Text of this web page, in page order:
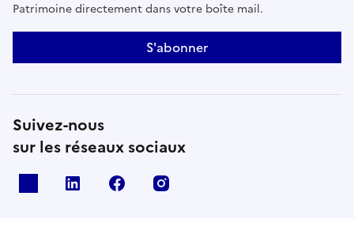
Patrimoine directement dans votre boîte mail.
S'abonner
Suivez-nous
sur les réseaux sociaux
Linkedin Facebook